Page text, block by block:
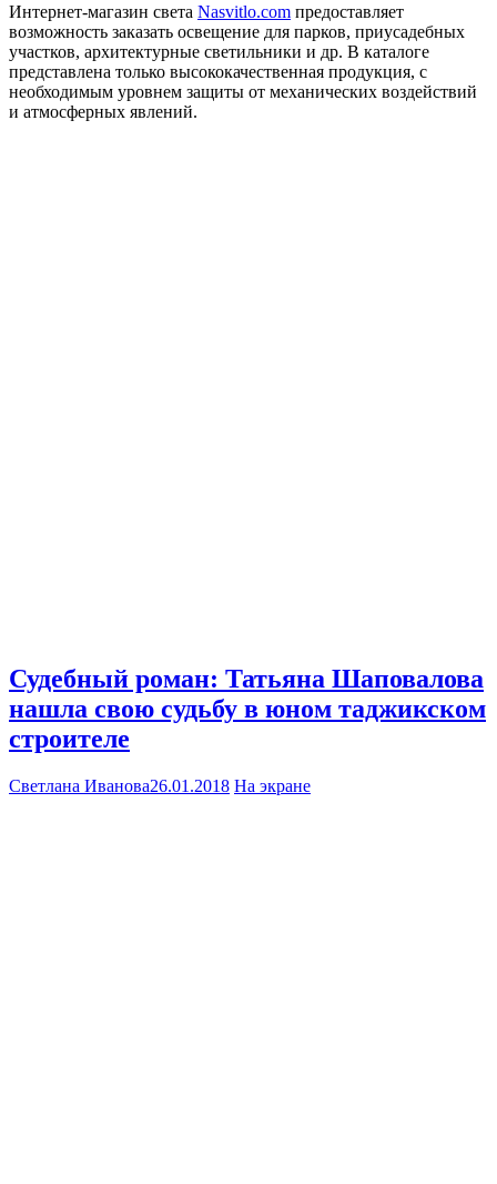
Интернет-магазин света Nasvitlo.com предоставляет
возможность заказать освещение для парков, приусадебных
участков, архитектурные светильники и др. В каталоге
представлена только высококачественная продукция, с
необходимым уровнем защиты от механических воздействий
и атмосферных явлений.
Судебный роман: Татьяна Шаповалова
нашла свою судьбу в юном таджикском
строителе
Светлана Иванова26.01.2018 На экране